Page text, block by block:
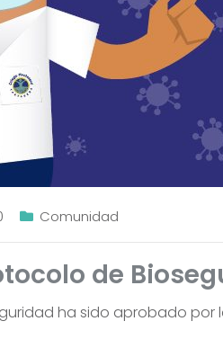
Comunidad
de
ha sido aprobado por